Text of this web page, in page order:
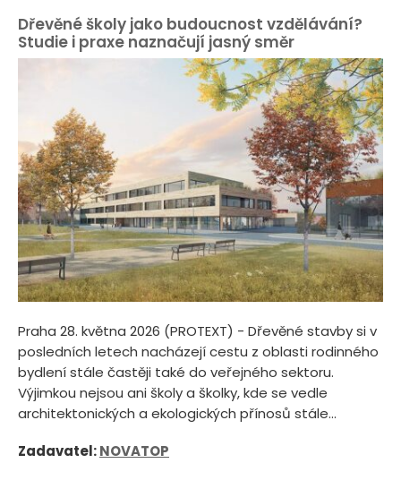
Dřevěné školy jako budoucnost vzdělávání?
Studie i praxe naznačují jasný směr
Praha 28. května 2026 (PROTEXT) - Dřevěné stavby si v
posledních letech nacházejí cestu z oblasti rodinného
bydlení stále častěji také do veřejného sektoru.
Výjimkou nejsou ani školy a školky, kde se vedle
architektonických a ekologických přínosů stále...
Zadavatel:NOVATOP